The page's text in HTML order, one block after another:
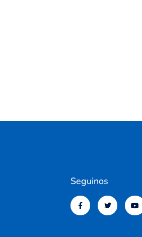
Seguinos